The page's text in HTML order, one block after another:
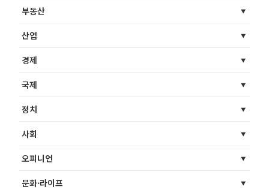
부동산
산업
경제
국제
정치
사회
오피니언
문화·라이프